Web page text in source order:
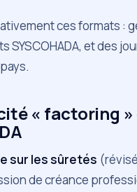
ces formats :
SYSCOHADA, et des
« factoring »
sur les sûretés
de créance